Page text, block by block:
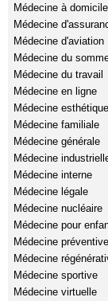
Médecine à domicile
Médecine
Médecine d'aviation
Médecine du
Médecine du travail
Médecine en ligne
Médecine esthétique
Médecine familiale
Médecine générale
Médecine
Médecine interne
Médecine légale
Médecine nucléaire
Médecine pour
Médecine préventive
Médecine
Médecine sportive
Médecine virtuelle